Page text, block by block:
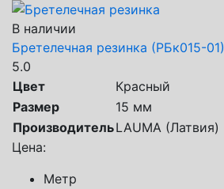
В наличии
Бретелечная резинка (РБк015-01)
5.0
Цвет
Красный
Размер
15 мм
ПроизводительLAUMA (Латвия)
Цена:
Метр